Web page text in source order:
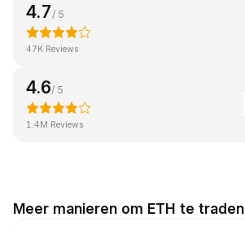
4.7 / 5
47K Reviews
4.6/ 5
1.4M Reviews
Meer manieren om ETH te traden